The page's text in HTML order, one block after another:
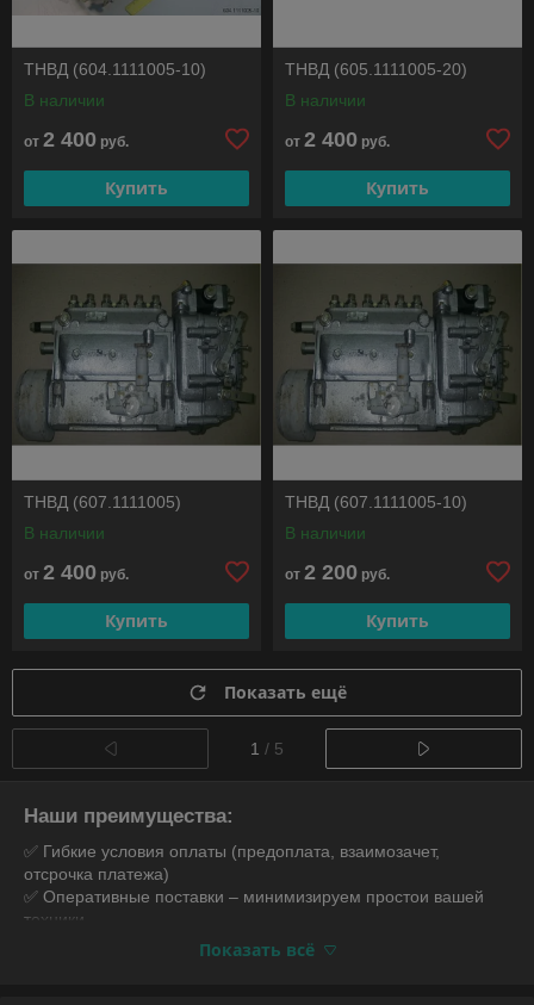
ТНВД (604.1111005-10)
В наличии
от 2 400 руб.
Купить
ТНВД (605.1111005-20)
В наличии
от 2 400 руб.
Купить
ТНВД (607.1111005)
В наличии
от 2 400 руб.
Купить
ТНВД (607.1111005-10)
В наличии
от 2 200 руб.
Купить
Показать ещё
1 / 5
Наши преимущества:
✅ Гибкие условия оплаты (предоплата, взаимозачет,
отсрочка платежа)
✅ Оперативные поставки – минимизируем простои вашей
техники
✅ Экспертный подбор запчастей – помогаем найти
Показать всё